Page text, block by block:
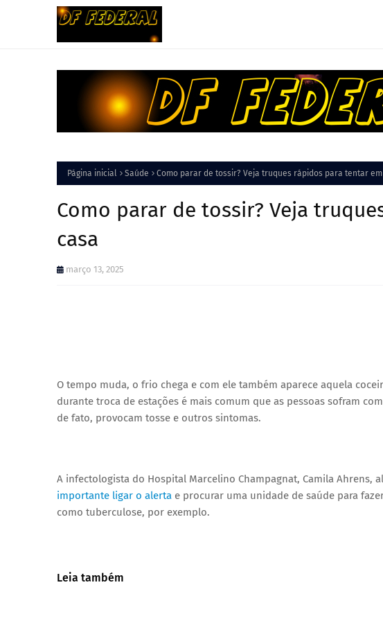
Página inicial Saúde Como parar de tossir? Veja truques rápidos para tentar em
Como parar de tossir? Veja
casa
março 13, 2025
O tempo muda, o frio chega e com ele também aparece aquela
durante troca de estações é mais comum que as pessoas sofram
de fato, provocam tosse e outros sintomas.
A infectologista do Hospital Marcelino Champagnat, Camila Ahrens,
importante ligar o alerta e procurar uma unidade de saúde para
como tuberculose, por exemplo.
Leia também